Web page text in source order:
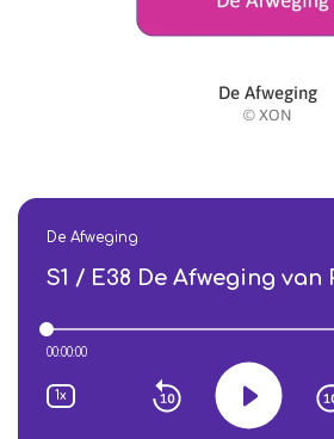
De Afweging
© XON